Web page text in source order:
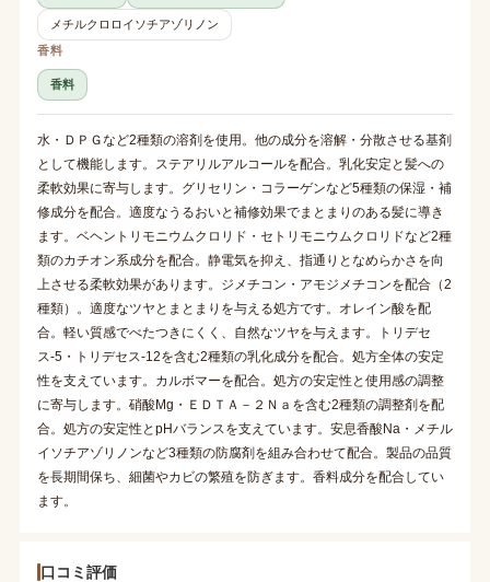
メチルクロロイソチアゾリノン
香料
香料
水・ＤＰＧなど2種類の溶剤を使用。他の成分を溶解・分散させる基剤
として機能します。ステアリルアルコールを配合。乳化安定と髪への
柔軟効果に寄与します。グリセリン・コラーゲンなど5種類の保湿・補
修成分を配合。適度なうるおいと補修効果でまとまりのある髪に導き
ます。ベヘントリモニウムクロリド・セトリモニウムクロリドなど2種
類のカチオン系成分を配合。静電気を抑え、指通りとなめらかさを向
上させる柔軟効果があります。ジメチコン・アモジメチコンを配合（2
種類）。適度なツヤとまとまりを与える処方です。オレイン酸を配
合。軽い質感でべたつきにくく、自然なツヤを与えます。トリデセ
ス-5・トリデセス-12を含む2種類の乳化成分を配合。処方全体の安定
性を支えています。カルボマーを配合。処方の安定性と使用感の調整
に寄与します。硝酸Mg・ＥＤＴＡ－２Ｎａを含む2種類の調整剤を配
合。処方の安定性とpHバランスを支えています。安息香酸Na・メチル
イソチアゾリノンなど3種類の防腐剤を組み合わせて配合。製品の品質
を長期間保ち、細菌やカビの繁殖を防ぎます。香料成分を配合してい
ます。
口コミ評価